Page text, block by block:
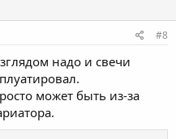
#8
надо и свечи
может быть из-за